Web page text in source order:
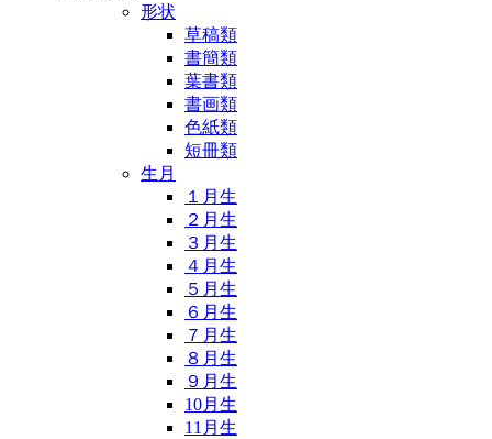
形状
草稿類
書簡類
葉書類
書画類
色紙類
短冊類
生月
１月生
２月生
３月生
４月生
５月生
６月生
７月生
８月生
９月生
10月生
11月生